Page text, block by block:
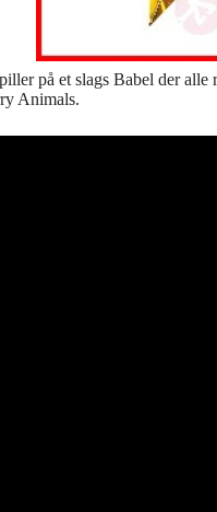
på et slags Babel der
Animals.